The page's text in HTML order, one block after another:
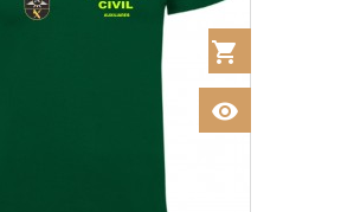
shopping_cart
visibility